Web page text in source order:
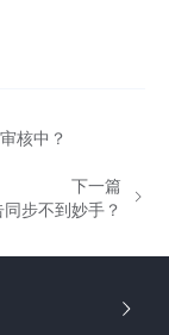
核中？
下一篇
同步不到妙手？